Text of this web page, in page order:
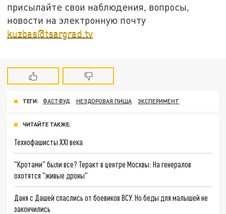
присылайте свои наблюдения, вопросы,
новости на электронную почту
kuzbas@tsargrad.tv
ТЕГИ: ФАСТФУД НЕЗДОРОВАЯ ПИЩА ЭКСПЕРИМЕНТ
ЧИТАЙТЕ ТАКЖЕ:
Технофашисты XXI века
"Кротами" были все? Теракт в центре Москвы: На генералов
охотятся "живые дроны"
Даня с Дашей спаслись от боевиков ВСУ. Но беды для малышей не
закончились